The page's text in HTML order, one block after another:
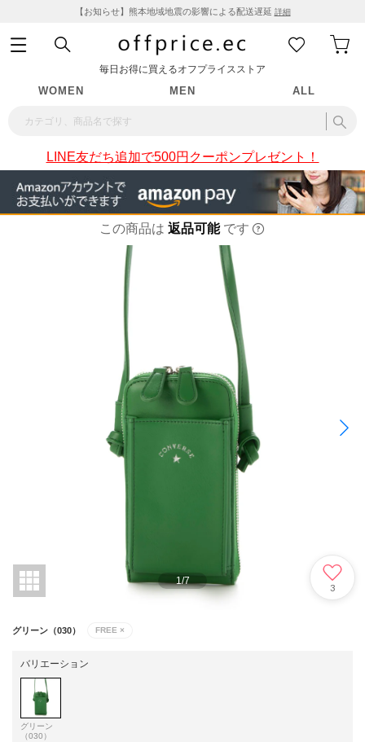
【お知らせ】熊本地域地震の影響による配送遅延 詳細
毎日お得に買えるオフプライスストア
WOMEN MEN ALL
LINE友だち追加で500円クーポンプレゼント！
この商品は 返品可能 です
1/7
3
グリーン（030） FREE ×
バリエーション
グリーン
（030）